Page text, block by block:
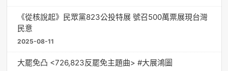
《從核說起》民眾黨823公投特展 號召500萬票展現台灣
民意
2025-08-11
大罷免凸 <726,823反罷免主題曲> #大展鴻圖